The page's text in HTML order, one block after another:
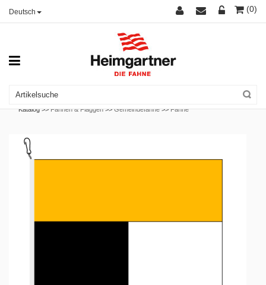
Deutsch (0)
Katalog >>Fahnen & Flaggen >>Gemeindefahne >>Fahne